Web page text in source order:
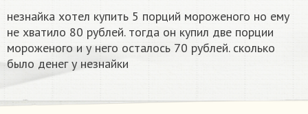
незнайка хотел купить 5 порций мороженого но ему
не хватило 80 рублей. тогда он купил две порции
мороженого и у него осталось 70 рублей. сколько
было денег у незнайки